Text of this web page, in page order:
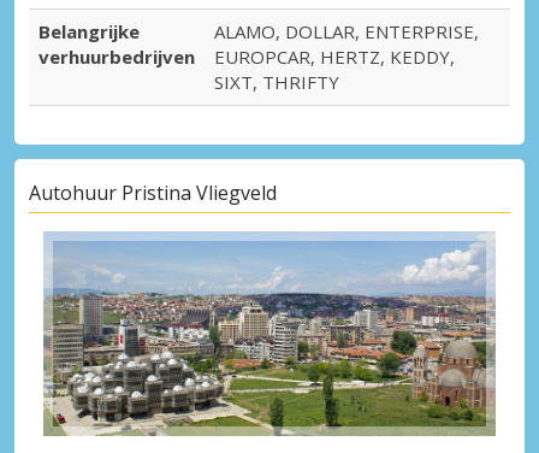
Belangrijke
verhuurbedrijven
ALAMO, DOLLAR, ENTERPRISE,
EUROPCAR, HERTZ, KEDDY,
SIXT, THRIFTY
Autohuur Pristina Vliegveld